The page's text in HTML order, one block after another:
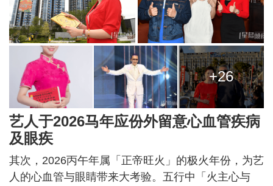
+26
艺人于2026马年应份外留意心血管疾病
及眼疾
其次，2026丙午年属「正帝旺火」的极火年份，为艺
人的心血管与眼睛带来大考验。五行中「火主心与